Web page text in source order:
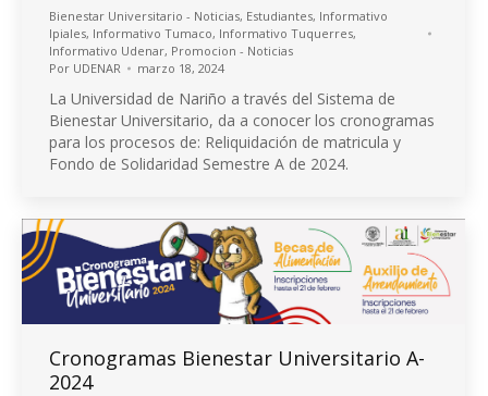
Bienestar Universitario - Noticias, Estudiantes, Informativo
Ipiales, Informativo Tumaco, Informativo Tuquerres,
Informativo Udenar, Promocion - Noticias
Por UDENAR marzo 18, 2024
La Universidad de Nariño a través del Sistema de
Bienestar Universitario, da a conocer los cronogramas
para los procesos de: Reliquidación de matricula y
Fondo de Solidaridad Semestre A de 2024.
Cronogramas Bienestar Universitario A-
2024